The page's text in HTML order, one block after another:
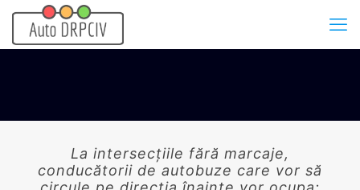
La intersecţiile fără marcaje,
conducătorii de autobuze care vor să